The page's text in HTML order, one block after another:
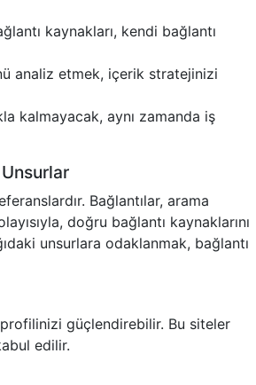
kaynakları, kendi bağlantı
analiz etmek, içerik stratejinizi
kalmayacak, aynı zamanda iş
Bağlantılar, arama
doğru bağlantı kaynaklarını
unsurlara odaklanmak, bağlantı
güçlendirebilir. Bu siteler
edilir.